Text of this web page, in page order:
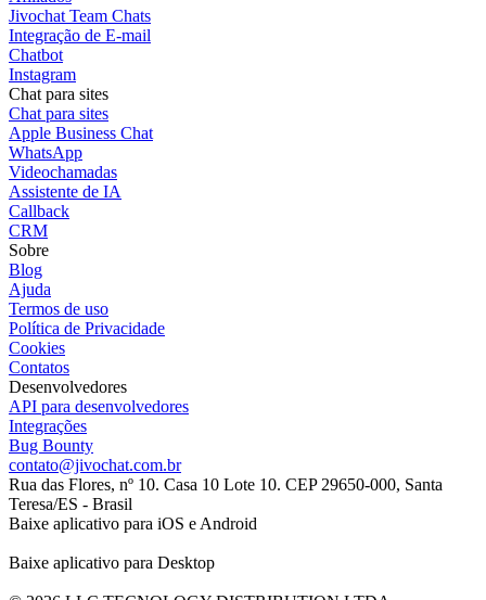
Jivochat Team Chats
Integração de E-mail
Chatbot
Instagram
Chat para sites
Chat para sites
Apple Business Chat
WhatsApp
Videochamadas
Assistente de IA
Callback
CRM
Sobre
Blog
Ajuda
Termos de uso
Política de Privacidade
Cookies
Contatos
Desenvolvedores
API para desenvolvedores
Integrações
Bug Bounty
contato@jivochat.com.br
Rua das Flores, nº 10. Casa 10 Lote 10. CEP 29650-000, Santa
Teresa/ES - Brasil
Baixe aplicativo para iOS e Android
Baixe aplicativo para Desktop